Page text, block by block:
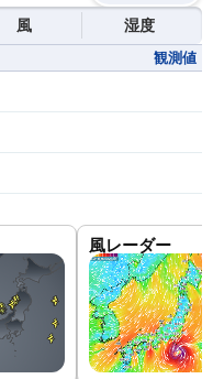
風 湿度
観測値
風レーダー